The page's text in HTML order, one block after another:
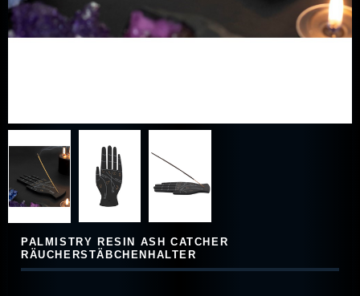
PALMISTRY RESIN ASH CATCHER
RÄUCHERSTÄBCHENHALTER